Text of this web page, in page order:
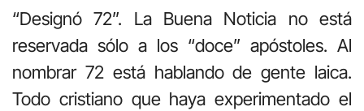
“Designó 72”. La Buena Noticia no está
reservada sólo a los “doce” apóstoles. Al
nombrar 72 está hablando de gente laica.
Todo cristiano que haya experimentado el